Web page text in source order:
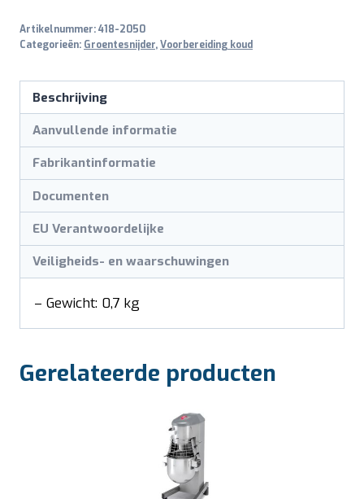
Artikelnummer:418-2050
Categorieën: Groentesnijder,Voorbereiding koud
Beschrijving
Aanvullende informatie
Fabrikantinformatie
Documenten
EU Verantwoordelijke
Veiligheids- en waarschuwingen
– Gewicht: 0,7 kg
Gerelateerde producten